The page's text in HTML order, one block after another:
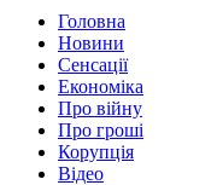
Головна
Новини
Сенсації
Економіка
Про війну
Про гроші
Корупція
Відео